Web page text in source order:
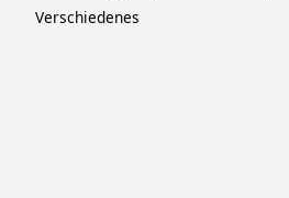
Verschiedenes